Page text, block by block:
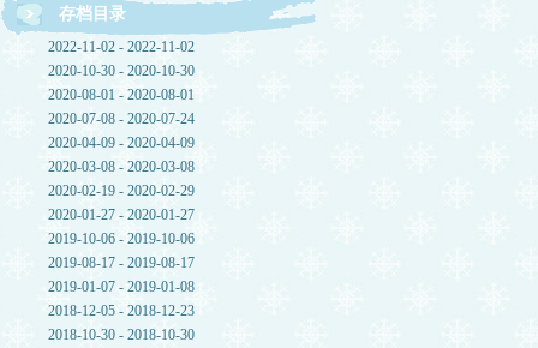
存档目录
2022-11-02 - 2022-11-02
2020-10-30 - 2020-10-30
2020-08-01 - 2020-08-01
2020-07-08 - 2020-07-24
2020-04-09 - 2020-04-09
2020-03-08 - 2020-03-08
2020-02-19 - 2020-02-29
2020-01-27 - 2020-01-27
2019-10-06 - 2019-10-06
2019-08-17 - 2019-08-17
2019-01-07 - 2019-01-08
2018-12-05 - 2018-12-23
2018-10-30 - 2018-10-30